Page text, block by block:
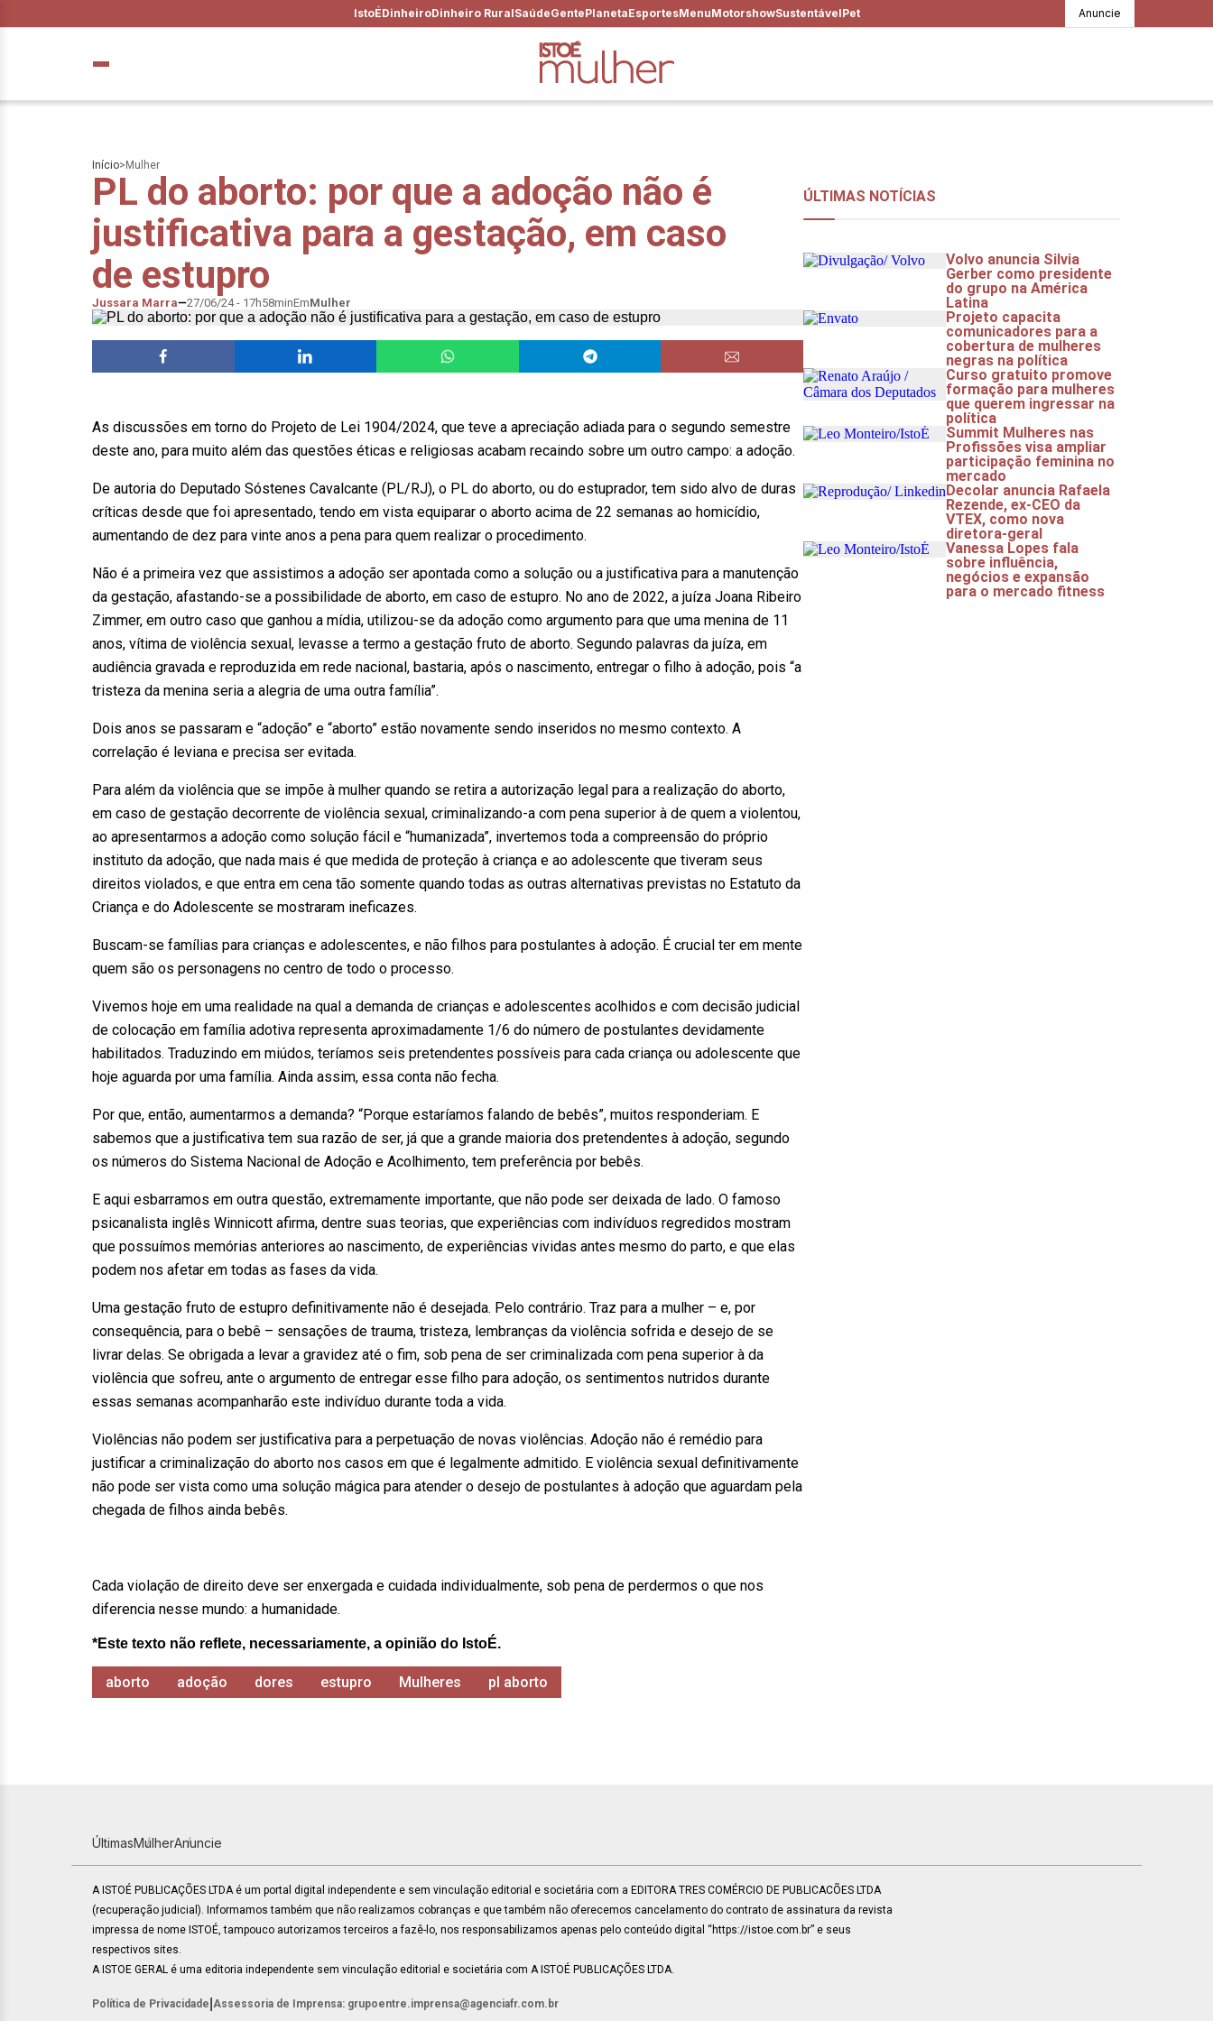
IstoÉDinheiroDinheiro RuralSaúdeGentePlanetaEsportesMenuMotorshowSustentávelPet Anuncie
Início> Mulher
PL do aborto: por que a adoção não é
justificativa para a gestação, em caso
de estupro
Jussara Marra 27/06/24 - 17h58minEmMulher
As discussões em torno do Projeto de Lei 1904/2024, que teve a apreciação adiada para o segundo semestre
deste ano, para muito além das questões éticas e religiosas acabam recaindo sobre um outro campo: a adoção.
De autoria do Deputado Sóstenes Cavalcante (PL/RJ), o PL do aborto, ou do estuprador, tem sido alvo de duras
críticas desde que foi apresentado, tendo em vista equiparar o aborto acima de 22 semanas ao homicídio,
aumentando de dez para vinte anos a pena para quem realizar o procedimento.
Não é a primeira vez que assistimos a adoção ser apontada como a solução ou a justificativa para a manutenção
da gestação, afastando-se a possibilidade de aborto, em caso de estupro. No ano de 2022, a juíza Joana Ribeiro
Zimmer, em outro caso que ganhou a mídia, utilizou-se da adoção como argumento para que uma menina de 11
anos, vítima de violência sexual, levasse a termo a gestação fruto de aborto. Segundo palavras da juíza, em
audiência gravada e reproduzida em rede nacional, bastaria, após o nascimento, entregar o filho à adoção, pois “a
tristeza da menina seria a alegria de uma outra família”.
Dois anos se passaram e “adoção” e “aborto” estão novamente sendo inseridos no mesmo contexto. A
correlação é leviana e precisa ser evitada.
Para além da violência que se impõe à mulher quando se retira a autorização legal para a realização do aborto,
em caso de gestação decorrente de violência sexual, criminalizando-a com pena superior à de quem a violentou,
ao apresentarmos a adoção como solução fácil e “humanizada”, invertemos toda a compreensão do próprio
instituto da adoção, que nada mais é que medida de proteção à criança e ao adolescente que tiveram seus
direitos violados, e que entra em cena tão somente quando todas as outras alternativas previstas no Estatuto da
Criança e do Adolescente se mostraram ineficazes.
Buscam-se famílias para crianças e adolescentes, e não filhos para postulantes à adoção. É crucial ter em mente
quem são os personagens no centro de todo o processo.
Vivemos hoje em uma realidade na qual a demanda de crianças e adolescentes acolhidos e com decisão judicial
de colocação em família adotiva representa aproximadamente 1/6 do número de postulantes devidamente
habilitados. Traduzindo em miúdos, teríamos seis pretendentes possíveis para cada criança ou adolescente que
hoje aguarda por uma família. Ainda assim, essa conta não fecha.
Por que, então, aumentarmos a demanda? “Porque estaríamos falando de bebês”, muitos responderiam. E
sabemos que a justificativa tem sua razão de ser, já que a grande maioria dos pretendentes à adoção, segundo
os números do Sistema Nacional de Adoção e Acolhimento, tem preferência por bebês.
E aqui esbarramos em outra questão, extremamente importante, que não pode ser deixada de lado. O famoso
psicanalista inglês Winnicott afirma, dentre suas teorias, que experiências com indivíduos regredidos mostram
que possuímos memórias anteriores ao nascimento, de experiências vividas antes mesmo do parto, e que elas
podem nos afetar em todas as fases da vida.
Uma gestação fruto de estupro definitivamente não é desejada. Pelo contrário. Traz para a mulher – e, por
consequência, para o bebê – sensações de trauma, tristeza, lembranças da violência sofrida e desejo de se
livrar delas. Se obrigada a levar a gravidez até o fim, sob pena de ser criminalizada com pena superior à da
violência que sofreu, ante o argumento de entregar esse filho para adoção, os sentimentos nutridos durante
essas semanas acompanharão este indivíduo durante toda a vida.
Violências não podem ser justificativa para a perpetuação de novas violências. Adoção não é remédio para
justificar a criminalização do aborto nos casos em que é legalmente admitido. E violência sexual definitivamente
não pode ser vista como uma solução mágica para atender o desejo de postulantes à adoção que aguardam pela
chegada de filhos ainda bebês.
Cada violação de direito deve ser enxergada e cuidada individualmente, sob pena de perdermos o que nos
diferencia nesse mundo: a humanidade.
*Este texto não reflete, necessariamente, a opinião do IstoÉ.
aborto adoção dores estupro Mulheres pl aborto
ÚltimasMulherAnuncie
A ISTOÉ PUBLICAÇÕES LTDA é um portal digital independente e sem vinculação editorial e societária com a EDITORA TRES COMÉRCIO DE PUBLICACÕES LTDA
(recuperação judicial). Informamos também que não realizamos cobranças e que também não oferecemos cancelamento do contrato de assinatura da revista
impressa de nome ISTOÉ, tampouco autorizamos terceiros a fazê-lo, nos responsabilizamos apenas pelo conteúdo digital “https://istoe.com.br” e seus
respectivos sites.
A ISTOE GERAL é uma editoria independente sem vinculação editorial e societária com A ISTOÉ PUBLICAÇÕES LTDA.
Política de Privacidade Assessoria de Imprensa: grupoentre.imprensa@agenciafr.com.br